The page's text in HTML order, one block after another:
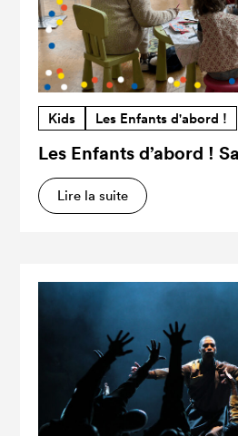
Kids Les Enfants d'abord !
Les Enfants d’abord !
Lire la suite